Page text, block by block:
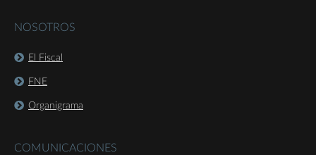
NOSOTROS
El Fiscal
FNE
Organigrama
COMUNICACIONES